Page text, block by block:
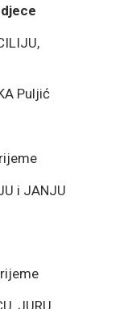
Puljić
i JANJU
JURU,